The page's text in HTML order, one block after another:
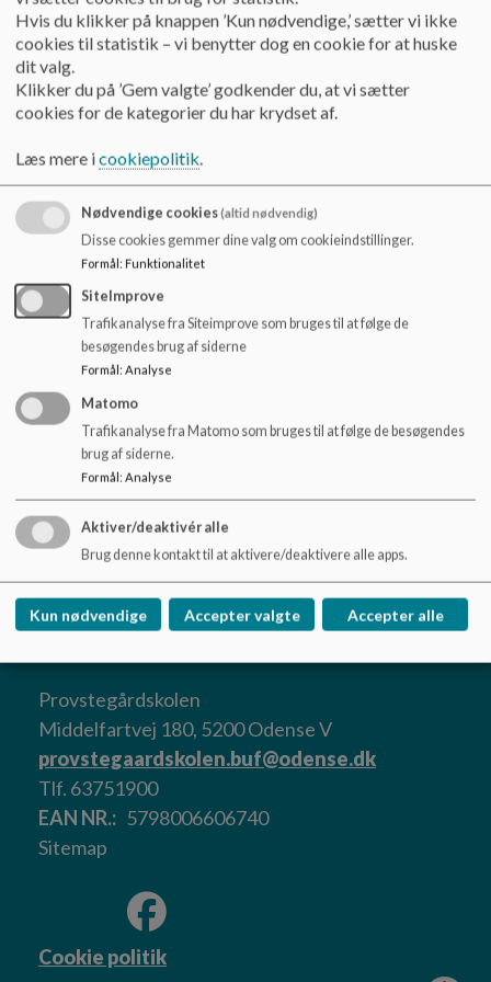
Referat september 2023
Referat oktober 2023
Referat november 2023
Referat januar 2024
Referat februar 2024
Referat marts 2024
Referat april 2024
Referat maj 2024
Provstegårdskolen
Middelfartvej 180, 5200 Odense V
provstegaardskolen.buf@odense.dk
Tlf. 63751900
EAN NR.
5798006606740
Sitemap
Cookie politik
Hvis du klikker på knappen ’Kun nødvendige,’ sætter vi ikke
cookies til statistik – vi benytter dog en cookie for at huske
dit valg.
Klikker du på ’Gem valgte’ godkender du, at vi sætter
cookies for de kategorier du har krydset af.
Læs mere icookiepolitik.
Nødvendige cookies(altid nødvendig)
Disse cookies gemmer dine valg om cookieindstillinger.
Formål: Funktionalitet
SiteImprove
Trafikanalyse fra Siteimprove som bruges til at følge de
besøgendes brug af siderne
Formål : Analyse
Matomo
Trafikanalyse fra Matomo som bruges til at følge de besøgendes
brug af siderne.
Formål: Analyse
Aktiver/deaktivér alle
Brug denne kontakt til at aktivere/deaktivere alle apps.
Kun nødvendige Accepter valgte Accepter alle